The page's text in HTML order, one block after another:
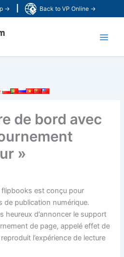
→ Back to VP Online →
de bord avec
»
est conçu pour
de publication numérique.
heureux d’annoncer le support
de page, appelé effet de
l’expérience de lecture